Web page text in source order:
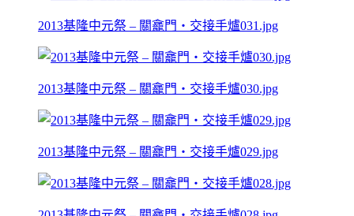
2013基隆中元祭 – 關龕門‧交接手爐031.jpg
2013基隆中元祭 – 關龕門‧交接手爐030.jpg
2013基隆中元祭 – 關龕門‧交接手爐029.jpg